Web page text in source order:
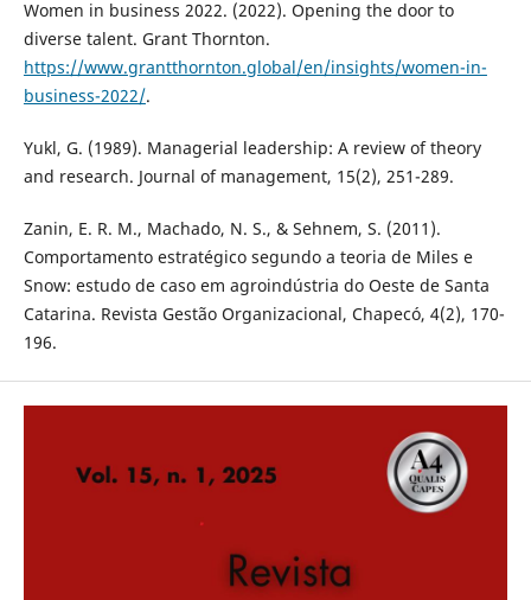
Women in business 2022. (2022). Opening the door to
diverse talent. Grant Thornton.
https://www.grantthornton.global/en/insights/women-in-
business-2022/.
Yukl, G. (1989). Managerial leadership: A review of theory
and research. Journal of management, 15(2), 251-289.
Zanin, E. R. M., Machado, N. S., & Sehnem, S. (2011).
Comportamento estratégico segundo a teoria de Miles e
Snow: estudo de caso em agroindústria do Oeste de Santa
Catarina. Revista Gestão Organizacional, Chapecó, 4(2), 170-
196.